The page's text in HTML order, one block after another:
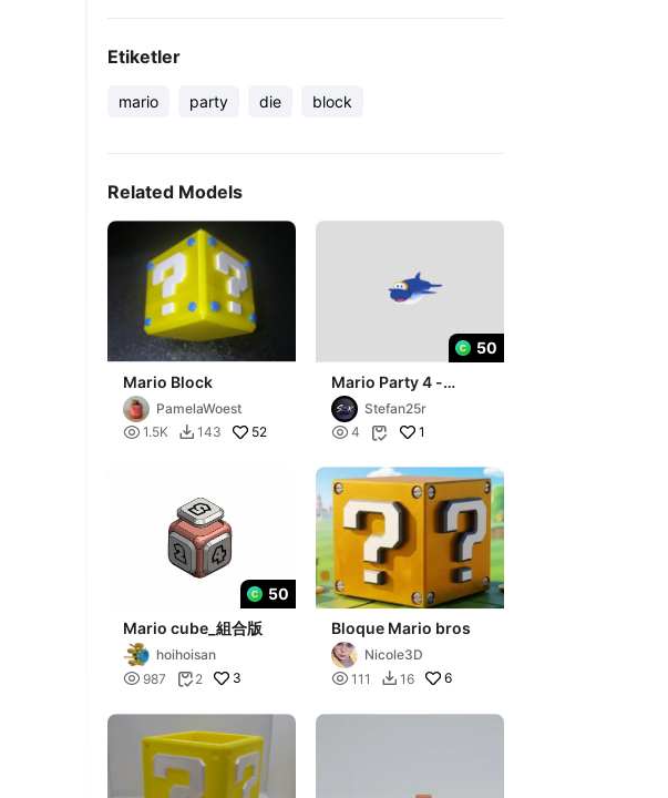
Etiketler
mario party die block
Related Models
Mario Block
PamelaWoest
 1.5K  143 52
50
Mario Party 4 -
DolphinStefan25r
 4  1
50
Mario cube_組合版
hoihoisan
 987  2 3
Bloque Mario bros
Nicole3D
 111  16 6